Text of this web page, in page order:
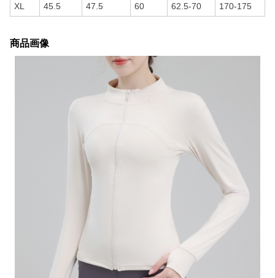
XL 45.5 47.5 60 62.5-70 170-175
商品画像